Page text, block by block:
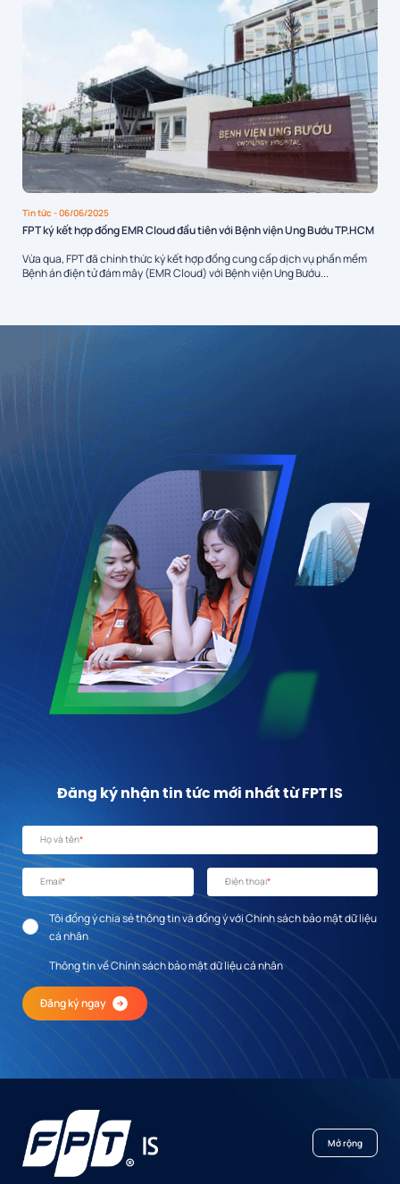
Tin tức- 06/06/2025
FPT ký kết hợp đồng EMR Cloud đầu tiên với Bệnh viện Ung Bướu TP.HCM
Vừa qua, FPT đã chính thức ký kết hợp đồng cung cấp dịch vụ phần mềm
Bệnh án điện tử đám mây (EMR Cloud) với Bệnh viện Ung Bướu...
Đăng ký nhận tin tức mới nhất từ FPT IS
Họ và tên*
Email* Điện thoại*
Tôi đồng ý chia sẻ thông tin và đồng ý với Chính sách bảo mật dữ liệu
cá nhân
Thông tin về Chính sách bảo mật dữ liệu cá nhân
Đăng ký ngay
Mở rộng